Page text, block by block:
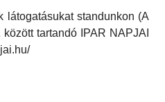
látogatásukat standunkon (A
tartandó IPAR NAPJAI